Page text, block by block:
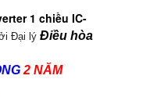
1 chiều IC-
Đại lý Điều hòa
2 NĂM